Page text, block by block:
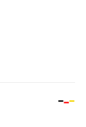
05:30-22:00